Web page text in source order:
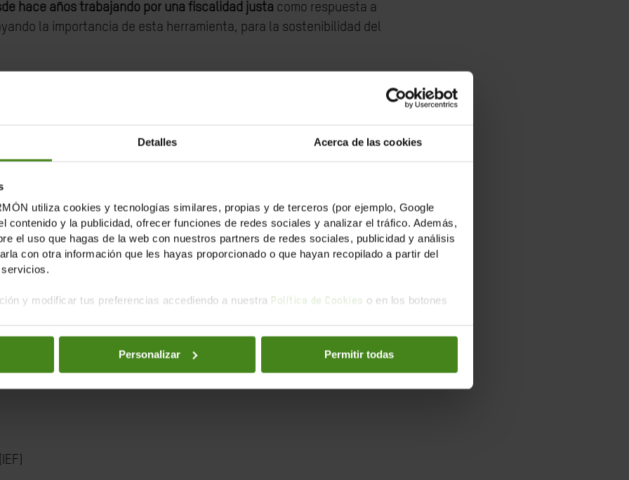
Detalles Acerca de las cookies
utiliza cookies y tecnologías similares, propias y de terceros (por ejemplo, Google
contenido y la publicidad, ofrecer funciones de redes sociales y analizar el tráfico. Además,
el uso que hagas de la web con nuestros partners de redes sociales, publicidad y análisis
con otra información que les hayas proporcionado o que hayan recopilado a partir del
y modificar tus preferencias accediendo a nuestra Política de Cookies o en los botones
Personalizar Permitir todas
hace años trabajando por una fiscalidad justa como respuesta a
la importancia de esta herramienta, para la sostenibilidad del
el patrimonio, específicamente de los superricos, está en el
y la Plataforma por la Justicia Fiscal
junto con las diferentes personas expertas en la materia, y los
visión y conocimientos sobre los
que se nos presenta en la agenda nacional. Tras esta
de los diferentes representantes políticos.
Novales, Oxfam Intermón.
, ministro de Derechos Sociales, Consumo y Agenda 2030.
y la Riqueza en España y el mundo: